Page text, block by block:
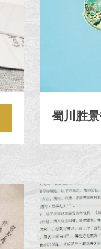
蜀川胜